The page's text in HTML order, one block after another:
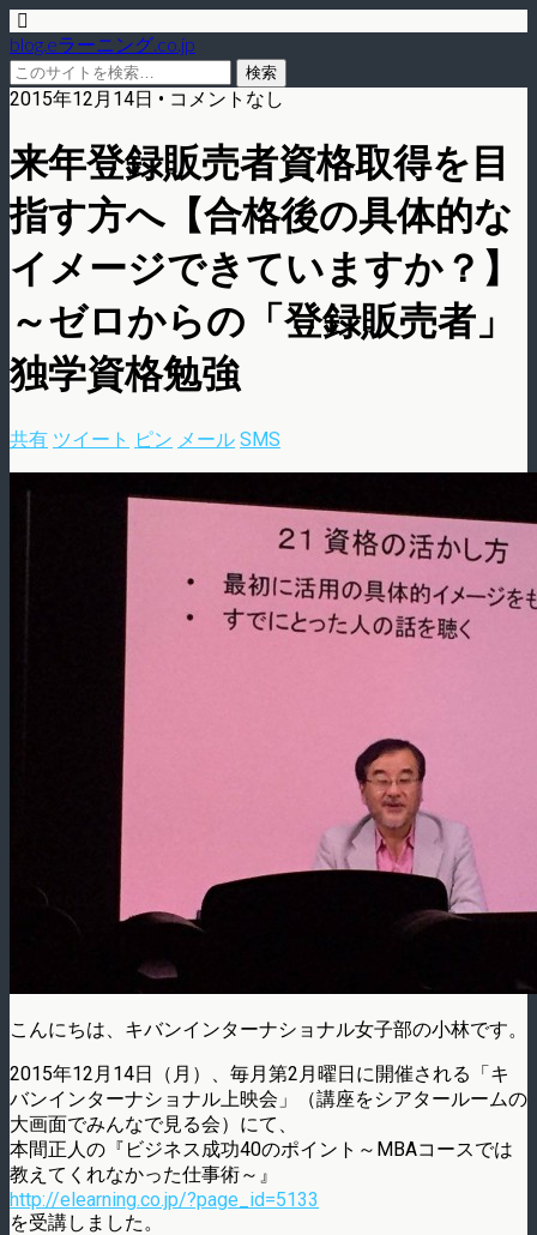
blog.eラーニング.co.jp
2015年12月14日 • コメントなし
来年登録販売者資格取得を目
指す方へ【合格後の具体的な
イメージできていますか？】
～ゼロからの「登録販売者」
独学資格勉強
共有 ツイート ピン メール SMS
こんにちは、キバンインターナショナル女子部の小林です。
2015年12月14日（月）、毎月第2月曜日に開催される「キ
バンインターナショナル上映会」（講座をシアタールームの
大画面でみんなで見る会）にて、
本間正人の『ビジネス成功40のポイント～MBAコースでは
教えてくれなかった仕事術～』
http://elearning.co.jp/?page_id=5133
を受講しました。